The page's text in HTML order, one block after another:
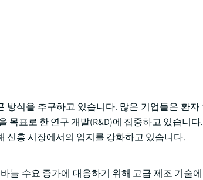
식을 추구하고 있습니다. 많은 기업들은 환자
목표로 한 연구 개발(R&D)에 집중하고 있습니
신흥 시장에서의 입지를 강화하고 있습니다.
늘 수요 증가에 대응하기 위해 고급 제조 기술